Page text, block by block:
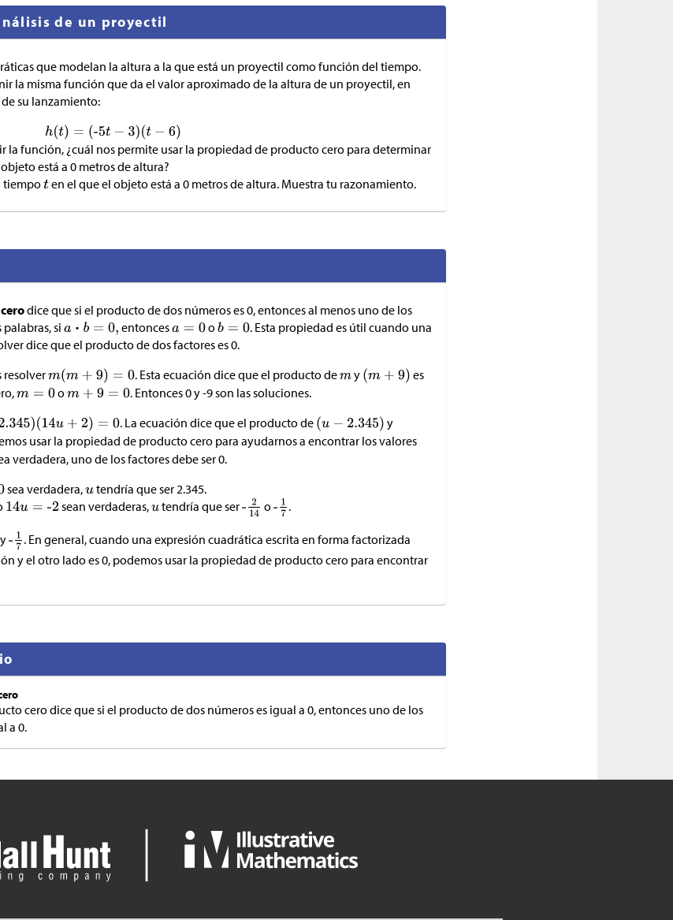
de un proyectil
que modelan la altura a la que está un proyectil como función del tiempo.
la misma función que da el valor aproximado de la altura de un proyectil, en
su lanzamiento:
la función, ¿cuál nos permite usar la propiedad de producto cero para determinar
está a 0 metros de altura?
tiempo en el que el objeto está a 0 metros de altura. Muestra tu razonamiento.
dice que si el producto de dos números es 0, entonces al menos uno de los
palabras, si
entonces o
. Esta propiedad es útil cuando una
dice que el producto de dos factores es 0.
resolver
. Esta ecuación dice que el producto de y
es
o
. Entonces 0 y -9 son las soluciones.
. La ecuación dice que el producto de
y
usar la propiedad de producto cero para ayudarnos a encontrar los valores
verdadera, uno de los factores debe ser 0.
sea verdadera, tendría que ser 2.345.
sean verdaderas, tendría que ser o .
. En general, cuando una expresión cuadrática escrita en forma factorizada
y el otro lado es 0, podemos usar la propiedad de producto cero para encontrar
cero dice que si el producto de dos números es igual a 0, entonces uno de los
a 0.